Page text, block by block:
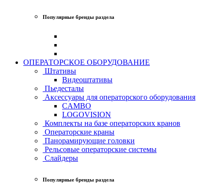
Популярные бренды раздела
ОПЕРАТОРСКОЕ ОБОРУДОВАНИЕ
Штативы
Видеоштативы
Пьедесталы
Аксессуары для операторского оборудования
CAMBO
LOGOVISION
Комплекты на базе операторских кранов
Операторские краны
Панорамирующие головки
Рельсовые операторские системы
Слайдеры
Популярные бренды раздела